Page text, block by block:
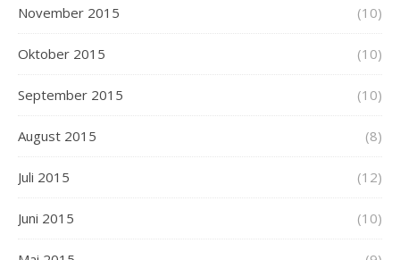
November 2015 (10)
Oktober 2015 (10)
September 2015 (10)
August 2015 (8)
Juli 2015 (12)
Juni 2015 (10)